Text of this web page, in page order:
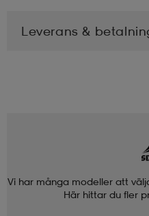
Leverans &
Vi har många modeller att
Här hittar du fler